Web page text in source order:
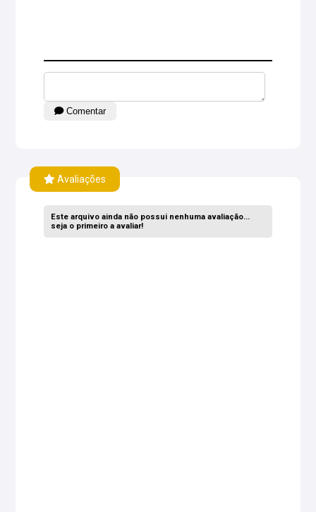
Comentar
Avaliações
Este arquivo ainda não possui nenhuma avaliação...
seja o primeiro a avaliar!